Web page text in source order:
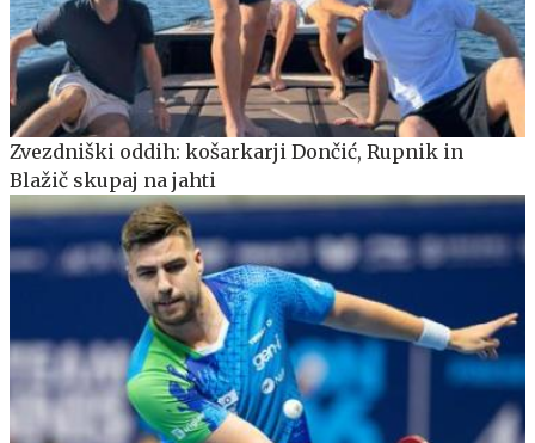
Zvezdniški oddih: košarkarji Dončić, Rupnik in
Blažič skupaj na jahti